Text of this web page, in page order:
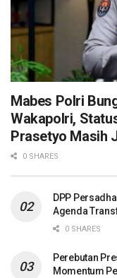
Mabes Polri
Wakapolri,
Prasetyo Masih
0 SHARES
DPP
Agenda
0 SHARES
Perebutan
Momentum